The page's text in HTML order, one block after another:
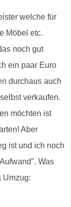
welche für
Möbel etc.
noch gut
ein paar Euro
durchaus auch
verkaufen.
möchten ist
Aber
ist und ich noch
Was
Umzug: